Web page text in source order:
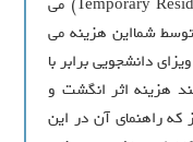
شمااین هزینه می
دانشجویی برابر با
هزینه اثر انگشت و
راهنمای آن در این